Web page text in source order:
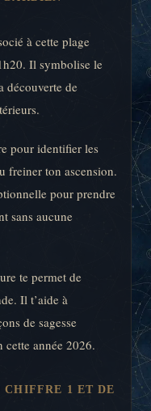
à cette plage
Il symbolise le
découverte de
pour identifier les
freiner ton ascension.
pour prendre
sans aucune
te permet de
Il t’aide à
de sagesse
cette année 2026.
CHIFFRE 1 ET DE